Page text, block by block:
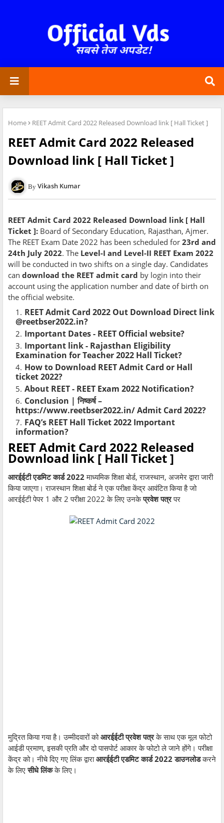
Home REET Admit Card 2022 Released Download link [ Hall Ticket ]
REET Admit Card 2022 Released
Download link [ Hall Ticket ]
Vikash Kumar
REET Admit Card 2022 Released Download link [ Hall
Ticket ]: Board of Secondary Education, Rajasthan, Ajmer.
The REET Exam Date 2022 has been scheduled for 23rd and
24th July 2022. The Level-I and Level-II REET Exam 2022
will be conducted in two shifts on a single day. Candidates
can download the REET admit card by login into their
account using the application number and date of birth on
the official website.
REET Admit Card 2022 Out Download Direct link
@reetbser2022.in?
Important Dates - REET Official website?
Important link - Rajasthan Eligibility
Examination for Teacher 2022 Hall Ticket?
How to Download REET Admit Card or Hall
ticket 2022?
About REET - REET Exam 2022 Notification?
Conclusion | निष्कर्ष –
https://www.reetbser2022.in/ Admit Card 2022?
FAQ’s REET Hall Ticket 2022 Important
information?
REET Admit Card 2022 Released
Download link [ Hall Ticket ]
आरईईटी एडमिट कार्ड 2022 माध्यमिक शिक्षा बोर्ड, राजस्थान, अजमेर द्वारा जारी
किया जाएगा। राजस्थान शिक्षा बोर्ड ने एक परीक्षा केंद्र आवंटित किया है जो
आरईईटी पेपर 1 और 2 परीक्षा 2022 के लिए उनकेप्रवेश पत्रपर
मुद्रित किया गया है। उम्मीदवारों कोआरईईटी प्रवेश पत्रके साथ एक मूल फोटो
आईडी प्रमाण, इसकी प्रति और दो पासपोर्ट आकार के फोटो ले जाने होंगे। परीक्षा
केंद्र को। नीचे दिए गए लिंक द्वाराआरईईटी एडमिट कार्ड 2022 डाउनलोडकरने
के लिएसीधे लिंकके लिए।